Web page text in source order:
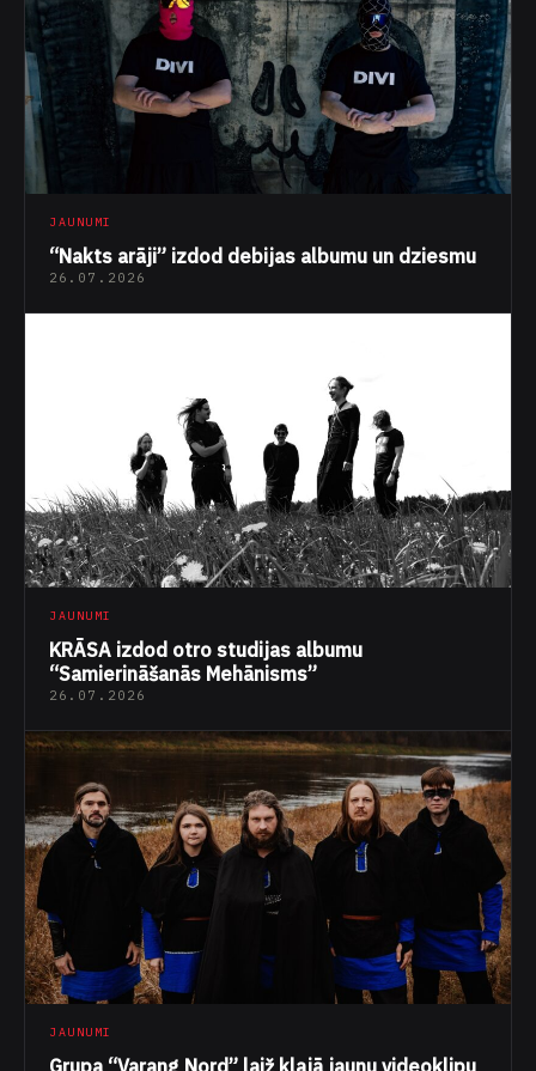
JAUNUMI
“Nakts arāji” izdod debijas albumu un dziesmu
26.07.2026
JAUNUMI
KRĀSA izdod otro studijas albumu
“Samierināšanās Mehānisms”
26.07.2026
JAUNUMI